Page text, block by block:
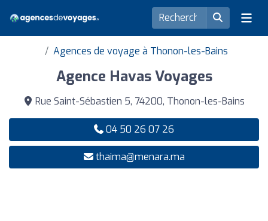
Agences de voyage à Thonon-les-Bains
Agence Havas Voyages
Rue Saint-Sébastien 5, 74200, Thonon-les-Bains
04 50 26 07 26
thaima@menara.ma